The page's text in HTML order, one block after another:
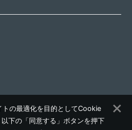
の最適化を目的としてCookie
下の「同意する」ボタンを押下